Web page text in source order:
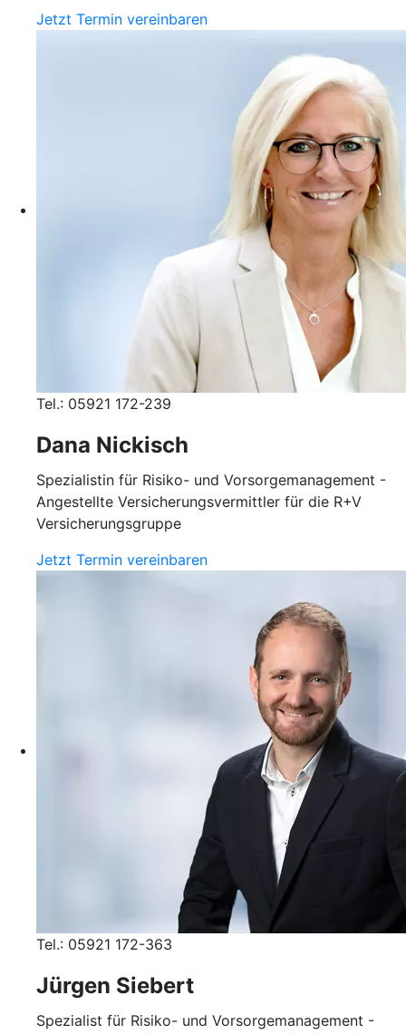
Jetzt Termin vereinbaren
Tel.: 05921 172-239
Dana Nickisch
Spezialistin für Risiko- und Vorsorgemanagement -
Angestellte Versicherungsvermittler für die R+V
Versicherungsgruppe
Jetzt Termin vereinbaren
Tel.: 05921 172-363
Jürgen Siebert
Spezialist für Risiko- und Vorsorgemanagement -